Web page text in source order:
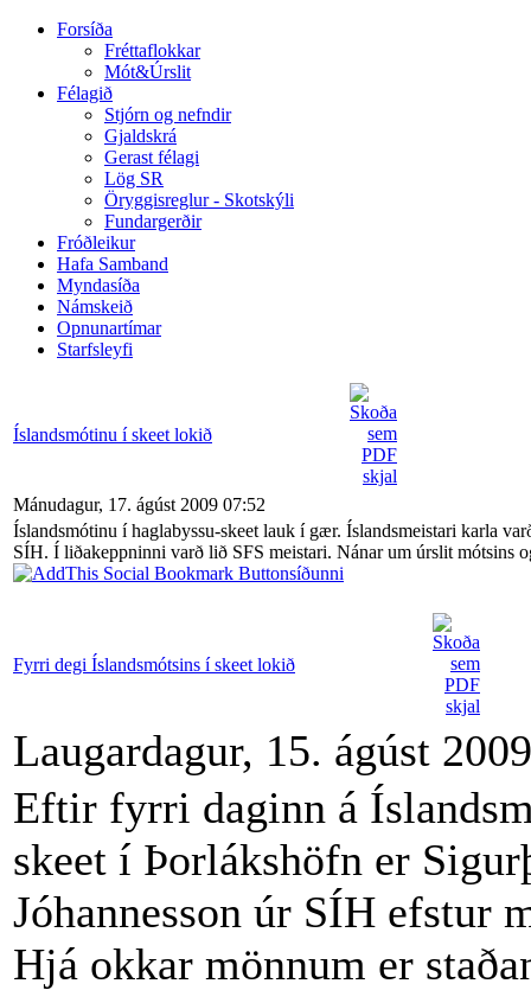
Forsíða
Fréttaflokkar
Mót&Úrslit
Félagið
Stjórn og nefndir
Gjaldskrá
Gerast félagi
Lög SR
Öryggisreglur - Skotskýli
Fundargerðir
Fróðleikur
Hafa Samband
Myndasíða
Námskeið
Opnunartímar
Starfsleyfi
Íslandsmótinu í skeet lokið
Mánudagur, 17. ágúst 2009 07:52
Íslandsmótinu í haglabyssu-skeet lauk í gær. Íslandsmeistari karla
SÍH. Í liðakeppninni varð lið SFS meistari. Nánar um úrslit mótsins
síðunni
Fyrri degi Íslandsmótsins í skeet lokið
Laugardagur, 15. ágúst
Eftir fyrri daginn á
skeet í Þorlákshöfn er
Jóhannesson úr SÍH efstur
Hjá okkar mönnum er